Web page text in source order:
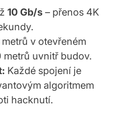
10 Gb/s – přenos 4K
v otevřeném
metrů uvnitř budov.
Každé spojení je
algoritmem
hacknutí.